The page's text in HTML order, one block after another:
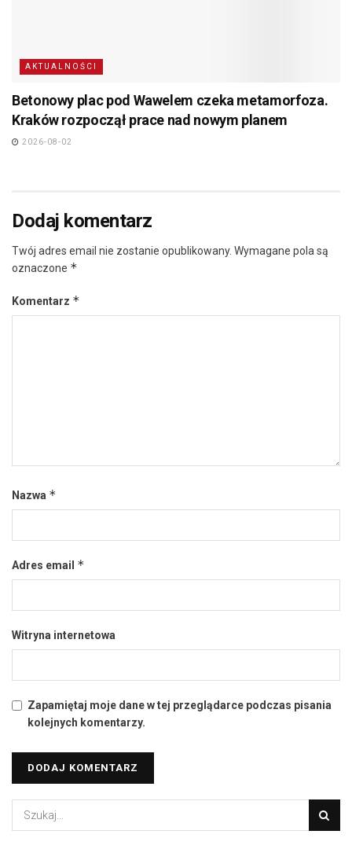
AKTUALNOŚCI
Betonowy plac pod Wawelem czeka metamorfoza.
Kraków rozpoczął prace nad nowym planem
2026-08-02
Dodaj komentarz
Twój adres email nie zostanie opublikowany. Wymagane pola są
oznaczone *
Komentarz *
Nazwa *
Adres email *
Witryna internetowa
Zapamiętaj moje dane w tej przeglądarce podczas pisania
kolejnych komentarzy.